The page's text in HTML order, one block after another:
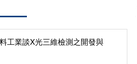
工業談X光三維檢測之開發與